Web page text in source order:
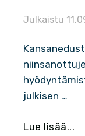
Julkaistu
julkisen …
Lue lisää...